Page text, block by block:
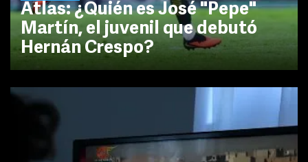
Atlas: ¿Quién es José "Pepe"
Martín, el juvenil que debutó
Hernán Crespo?